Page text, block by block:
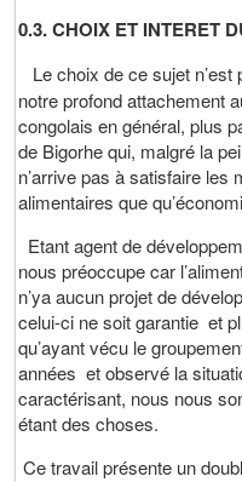
0.3.CHOIX ET INTERET
Le choix de ce sujet
notre profond attachement
congolais en général, plus
de Bigorhe qui, malgré la
n’arrive pas à satisfaire
alimentaires que
Etant agent de
nous préoccupe car
n’ya aucun projet de
celui-ci ne soit garantie et
qu’ayant vécu le
années et observé la
caractérisant, nous nous
étant des choses.
Ce travail présente un